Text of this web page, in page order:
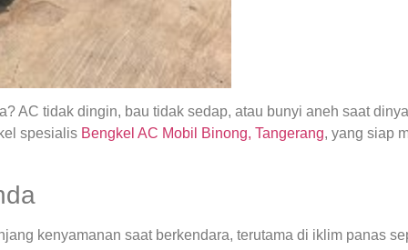
AC tidak dingin, bau tidak sedap, atau bunyi aneh saat
spesialis Bengkel AC Mobil Binong, Tangerang, yang siap
kenyamanan saat berkendara, terutama di iklim panas